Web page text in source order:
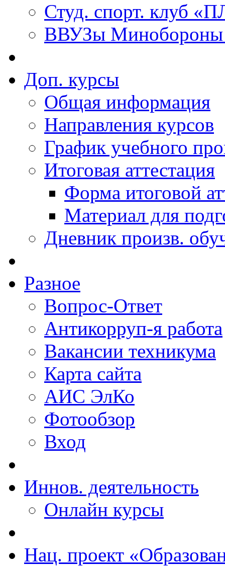
Студ. спорт. клуб
ВВУЗы Минобороны
Доп. курсы
Общая информация
Направления курсов
График учебного
Итоговая аттестация
Форма итоговой
Материал для
Дневник произв.
Разное
Вопрос-Ответ
Антикорруп-я работа
Вакансии техникума
Карта сайта
АИС ЭлКо
Фотообзор
Вход
Иннов. деятельность
Онлайн курсы
Нац. проект